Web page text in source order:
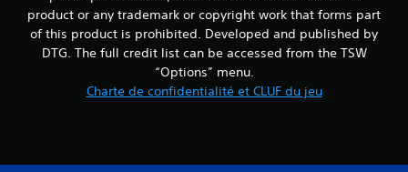
product or any trademark or copyright work that forms part
of this product is prohibited. Developed and published by
DTG. The full credit list can be accessed from the TSW
“Options” menu.
Charte de confidentialité et CLUF du jeu